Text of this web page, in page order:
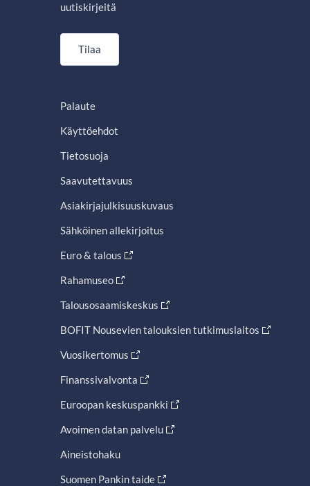
uutiskirjeitä
Tilaa
Palaute
Käyttöehdot
Tietosuoja
Saavutettavuus
Asiakirjajulkisuuskuvaus
Sähköinen allekirjoitus
Euro & talous
Rahamuseo
Talousosaamiskeskus
BOFIT Nousevien talouksien tutkimuslaitos
Vuosikertomus
Finanssivalvonta
Euroopan keskuspankki
Avoimen datan palvelu
Aineistohaku
Suomen Pankin taide